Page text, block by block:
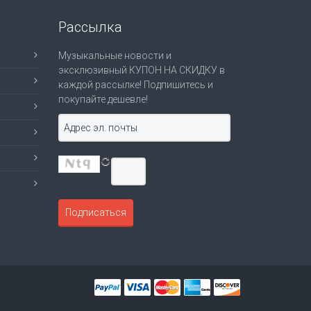
Рассылка
Музыкальные новости и
эксклюзивный КУПОН НА СКИДКУ в
каждой рассылке! Подпишитесь и
покупайте дешевле!